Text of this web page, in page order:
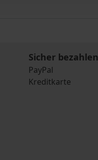
Sicher bezahlen
PayPal
Kreditkarte